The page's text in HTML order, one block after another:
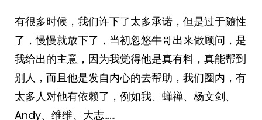
有很多时候，我们许下了太多承诺，但是过于随性
了，慢慢就放下了，当初忽悠牛哥出来做顾问，是
我给出的主意，因为我觉得他是真有料，真能帮到
别人，而且他是发自内心的去帮助，我们圈内，有
太多人对他有依赖了，例如我、蝉禅、杨文剑、
Andy、维维、大志……